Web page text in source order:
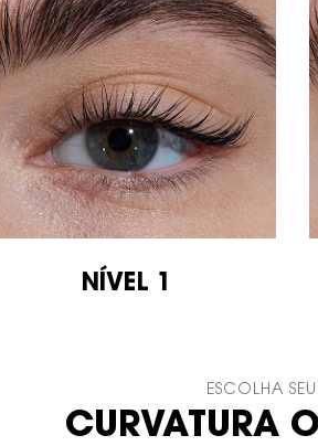
NÍVEL 1
ESCOLHA
CURVATURA